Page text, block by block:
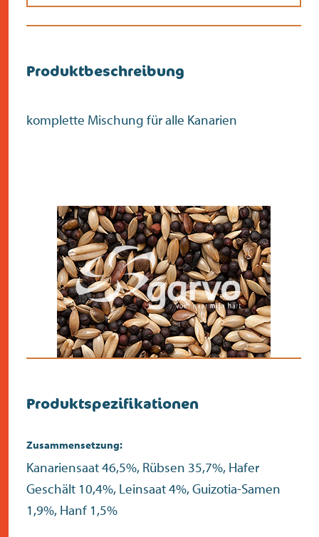
Suche>
Produktbeschreibung
komplette Mischung für alle Kanarien
Produktspezifikationen
Zusammensetzung:
Kanariensaat 46,5%, Rübsen 35,7%, Hafer
Geschält 10,4%, Leinsaat 4%, Guizotia-Samen
1,9%, Hanf 1,5%